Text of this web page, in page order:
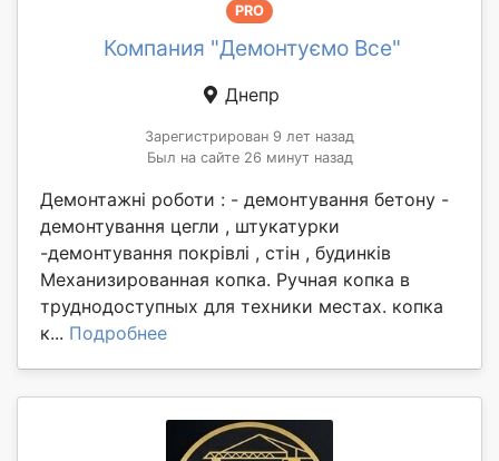
PRO
Компания "Демонтуємо Все"
Днепр
Зарегистрирован 9 лет назад
Был на сайте 26 минут назад
Демонтажні роботи : - демонтування бетону -
демонтування цегли , штукатурки
-демонтування покрівлі , стін , будинків
Механизированная копка. Ручная копка в
труднодоступных для техники местах. копка
к... Подробнее